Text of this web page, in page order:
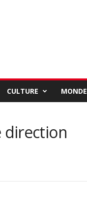
CULTURE MONDE
direction